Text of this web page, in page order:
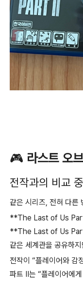
🎮 라스트 오
전작과의 비교
같은 시리즈, 전혀 다른
**The Last of Us
**The Last of Us
같은 세계관을 공유하지
전작이 “플레이어와 감
파트 II는 “플레이어에